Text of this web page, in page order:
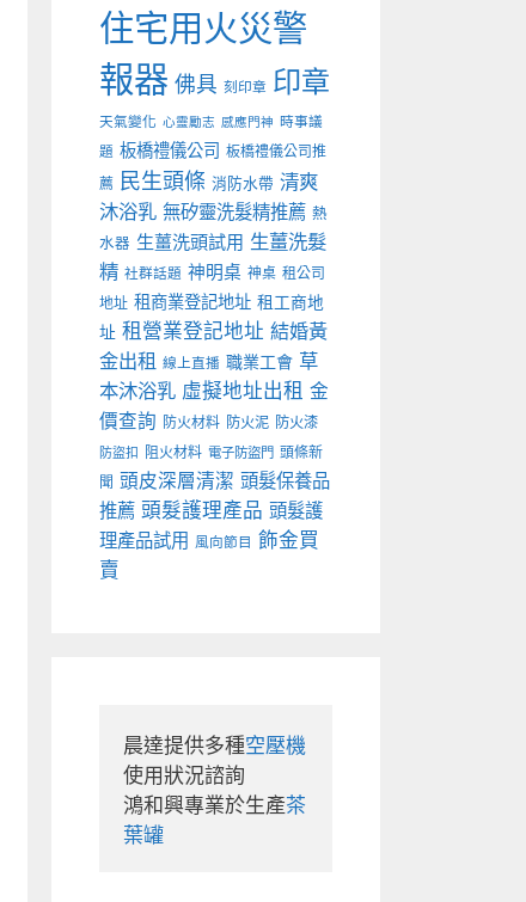
住宅用火災警
報器 佛具 刻印章 印章
天氣變化 心靈勵志 感應門神 時事議
題 板橋禮儀公司 板橋禮儀公司推
薦 民生頭條 消防水帶 清爽
沐浴乳 無矽靈洗髮精推薦 熱
水器 生薑洗頭試用 生薑洗髮
精 社群話題 神明桌 神桌 租公司
地址 租商業登記地址 租工商地
址 租營業登記地址 結婚黃
金出租 線上直播 職業工會 草
本沐浴乳 虛擬地址出租 金
價查詢 防火材料 防火泥 防火漆
防盜扣 阻火材料 電子防盜門 頭條新
聞 頭皮深層清潔 頭髮保養品
推薦 頭髮護理產品 頭髮護
理產品試用 風向節目 飾金買
賣
晨達提供多種空壓機
使用狀況諮詢
鴻和興專業於生產茶
葉罐